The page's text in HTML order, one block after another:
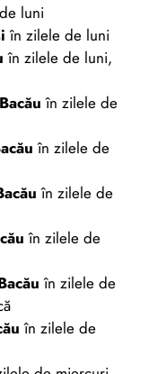
luni
în zilele de luni
în zilele de luni,
în zilele de
în zilele de
în zilele de
în zilele de
în zilele de
în zilele de